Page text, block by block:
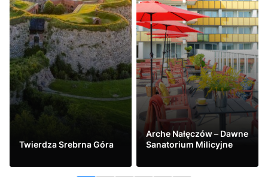
Twierdza Srebrna Góra
Zobacz
Arche Nałęczów – Dawne
Sanatorium Milicyjne
Zobacz